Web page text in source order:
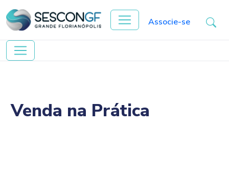
Associe-se
Venda na Prática